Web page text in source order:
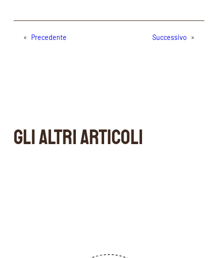
« Precedente Successivo »
GLI ALTRI ARTICOLI